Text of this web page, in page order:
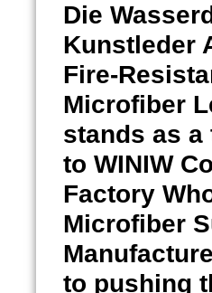
Die
Kunstleder
Fire-
Microfiber
stands as a
to WINIW
Factory
Microfiber
to pushing